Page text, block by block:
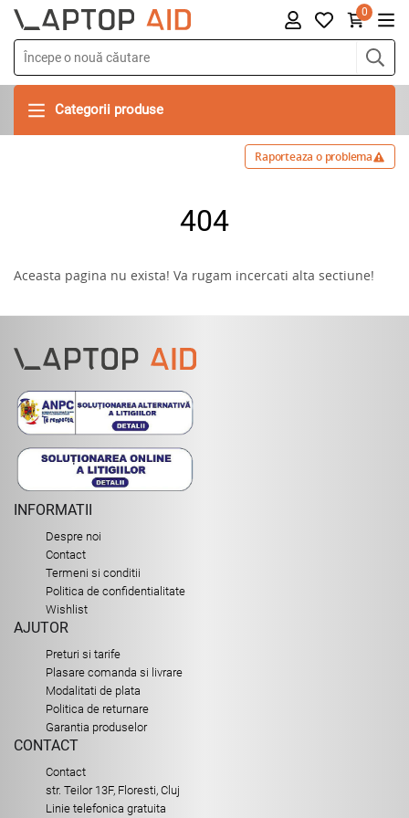
0
Categorii produse
Raporteaza o problema
404
Aceasta pagina nu exista! Va rugam incercati alta sectiune!
INFORMATII
Despre noi
Contact
Termeni si conditii
Politica de confidentialitate
Wishlist
AJUTOR
Preturi si tarife
Plasare comanda si livrare
Modalitati de plata
Politica de returnare
Garantia produselor
CONTACT
Contact
str. Teilor 13F, Floresti, Cluj
Linie telefonica gratuita